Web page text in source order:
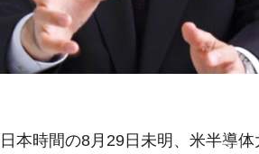
日本時間の8月29日未明、米半導